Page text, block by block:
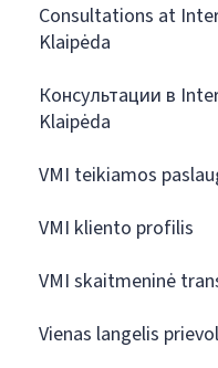
Consultations at
Klaipėda
Консультации в
Klaipėda
VMI teikiamos
VMI kliento profilis
VMI skaitmeninė
Vienas langelis